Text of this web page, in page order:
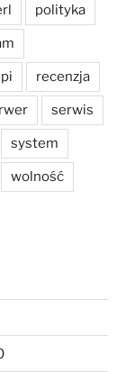
polityka
recenzja
serwis
system
wolność